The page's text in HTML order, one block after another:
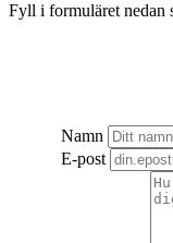
Fyll i formuläret nedan
Namn
E-post